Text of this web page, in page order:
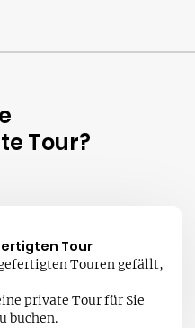
Tour?
Tour
Touren gefällt,
private Tour für Sie
buchen.